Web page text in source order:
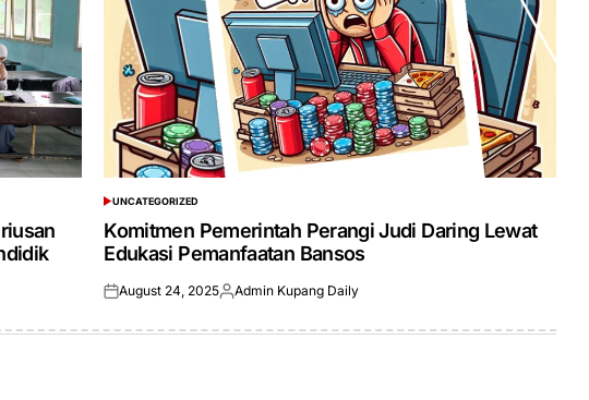
POSTED
IN
UNCATEGORIZED
Komitmen Pemerintah Perangi Judi Daring Lewat
Edukasi Pemanfaatan Bansos
Posted
August 24, 2025Posted
Admin Kupang Daily